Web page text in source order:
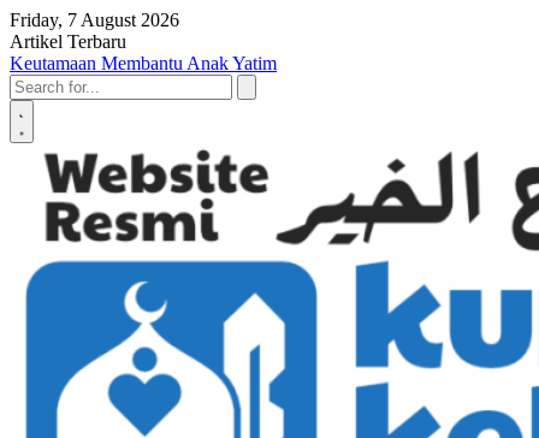
Skip to content
Friday, 7 August 2026
Artikel Terbaru
Penyerahan SK LAZ Kunci Kebaikan OKU Timur, Tonggak Baru
Penguatan Pelayanan Umat